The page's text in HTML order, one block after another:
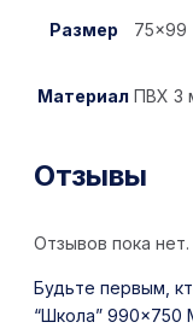
Размер 75×99
Материал ПВХ 3
Отзывы
Отзывов пока нет.
Будьте первым,
“Школа” 990×750